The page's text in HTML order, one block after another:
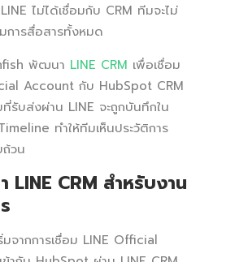
ไม่ได้เชื่อมกับ CRM ทีมจะไม่
การสื่อสารทั้งหมด
พัฒนา LINE CRM เพื่อเชื่อม
Account กับ HubSpot CRM
รับส่งผ่าน LINE จะถูกบันทึกใน
ทำให้ทีมเห็นประวัติการ
วน
LINE CRM สำหรับงาน
มจากการเชื่อม LINE Official